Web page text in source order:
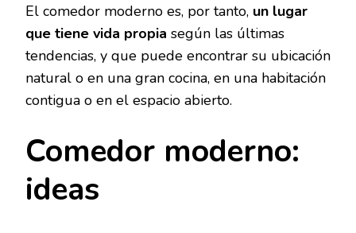
El comedor moderno es, por tanto, un lugar
que tiene vida propia según las últimas
tendencias, y que puede encontrar su ubicación
natural o en una gran cocina, en una habitación
contigua o en el espacio abierto.
Comedor moderno:
ideas